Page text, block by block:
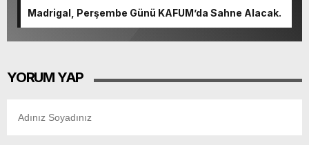
Madrigal, Perşembe Günü KAFUM’da Sahne Alacak.
YORUM YAP